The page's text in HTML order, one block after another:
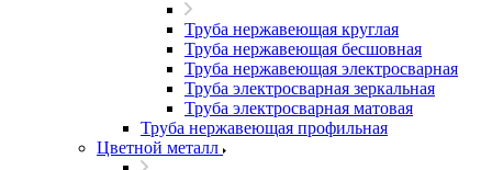
Труба нержавеющая круглая
Труба нержавеющая бесшовная
Труба нержавеющая электросварная
Труба электросварная зеркальная
Труба электросварная матовая
Труба нержавеющая профильная
Цветной металл